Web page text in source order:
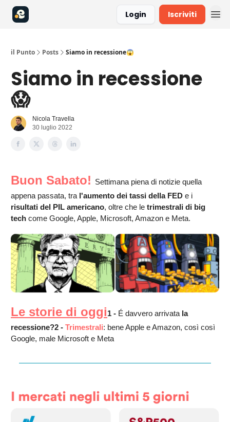
Login Iscriviti
il Punto Posts Siamo in recessione😱
Siamo in recessione
😱
Nicola Travella
30 luglio 2022
Buon Sabato! Settimana piena di notizie quella
appena passata, tra l'aumento dei tassi della FED e i
risultati del PIL americano, oltre che le trimestrali di big
tech come Google, Apple, Microsoft, Amazon e Meta.
Le storie di oggi1 - É davvero arrivata la
recessione?2 - Trimestrali: bene Apple e Amazon, così così
Google, male Microsoft e Meta